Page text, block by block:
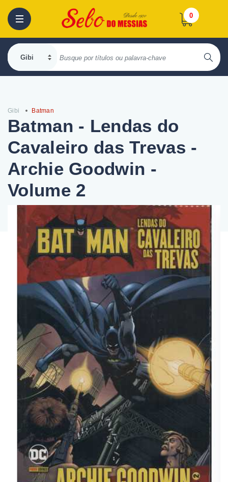
0
Gibi Batman
Batman - Lendas do
Cavaleiro das Trevas -
Archie Goodwin -
Volume 2